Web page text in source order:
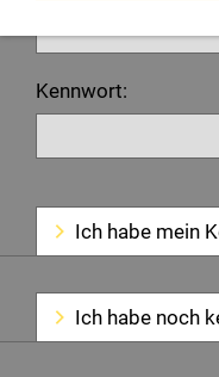
Kennwort:
Ich habe mein
Ich habe noch